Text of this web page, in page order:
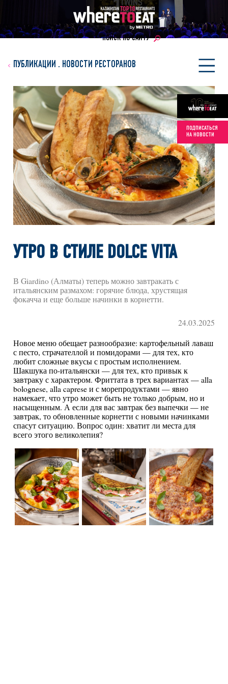
ПОИСК ПО САЙТУ
ПОДПИСАТЬСЯ
НА НОВОСТИ
ПУБЛИКАЦИИ . НОВОСТИ РЕСТОРАНОВ
УТРО В СТИЛЕ DOLCE VITA
В Giardino (Алматы) теперь можно завтракать с
итальянским размахом: горячие блюда, хрустящая
фокачча и еще больше начинки в корнетти.
24.03.2025
Новое меню обещает разнообразие: картофельный лаваш
с песто, страчателлой и помидорами — для тех, кто
любит сложные вкусы с простым исполнением.
Шакшука по-итальянски — для тех, кто привык к
завтраку с характером. Фриттата в трех вариантах — alla
bolognese, alla caprese и с морепродуктами — явно
намекает, что утро может быть не только добрым, но и
насыщенным. А если для вас завтрак без выпечки — не
завтрак, то обновленные корнетти с новыми начинками
спасут ситуацию. Вопрос один: хватит ли места для
всего этого великолепия?